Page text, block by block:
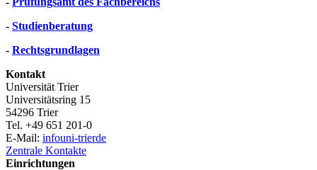
- Studienberatung
- Rechtsgrundlagen
Kontakt
Universität Trier
Universitätsring 15
54296 Trier
Tel. +49 651 201-0
E-Mail: infouni-trierde
Zentrale Kontakte
Einrichtungen